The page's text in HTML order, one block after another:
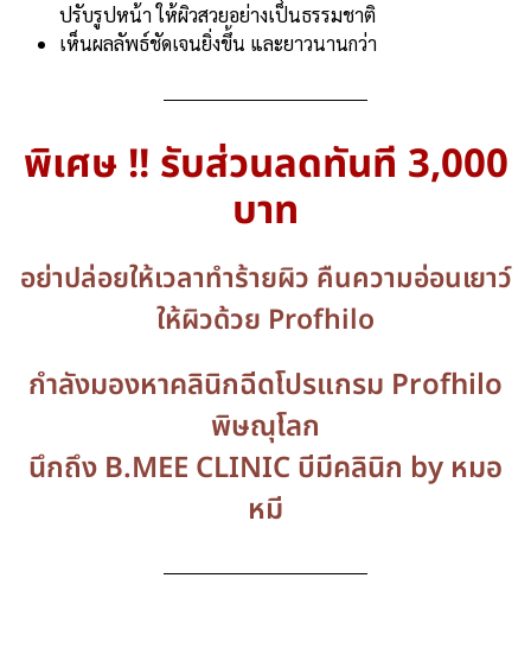
ปรับรูปหน้า ให้ผิวสวยอย่างเป็นธรรมชาติ
เห็นผลลัพธ์ชัดเจนยิ่งขึ้น และยาวนานกว่า
พิเศษ !! รับส่วนลดทันที 3,000
บาท
อย่าปล่อยให้เวลาทำร้ายผิว คืนความอ่อนเยาว์
ให้ผิวด้วย Profhilo
กำลังมองหาคลินิกฉีดโปรแกรม Profhilo
พิษณุโลก
นึกถึง B.MEE CLINIC บีมีคลินิก by หมอ
หมี